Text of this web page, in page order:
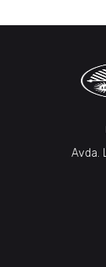
Avda.